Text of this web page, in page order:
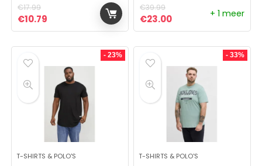
€17.99
Oorspronkelijke prijs was: €17.99.
€10.79 Huidige prijs is: €10.79.
€39.99
Oorspronkelijke prijs
€23.00Huidige prijs is:
+ 1 meer
- 23%
T-SHIRTS & POLO'S
- 33%
T-SHIRTS & POLO'S